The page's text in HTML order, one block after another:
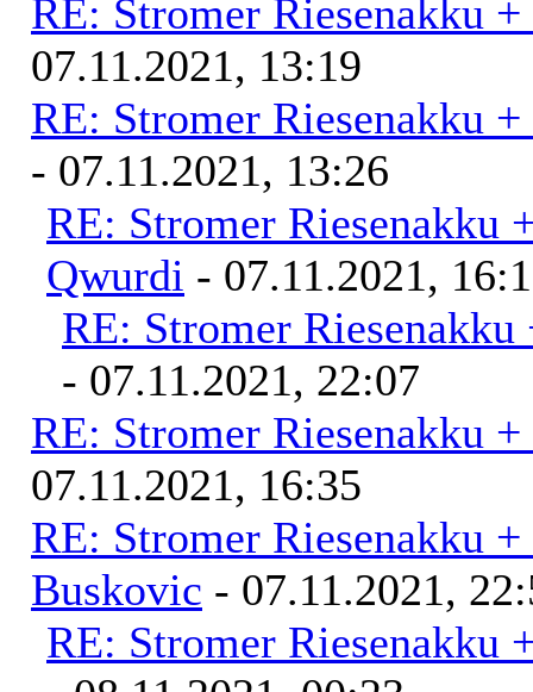
RE: Stromer Riesenakku
07.11.2021, 13:19
RE: Stromer Riesenakku
- 07.11.2021, 13:26
RE: Stromer Riesenakku
Qwurdi - 07.11.2021,
RE: Stromer
- 07.11.2021, 22:07
RE: Stromer Riesenakku
07.11.2021, 16:35
RE: Stromer Riesenakku
Buskovic - 07.11.2021,
RE: Stromer Riesenakku